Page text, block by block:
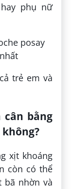
phụ nữ
trẻ em và
cân bằng
xịt khoáng
còn có thể
bã nhờn và